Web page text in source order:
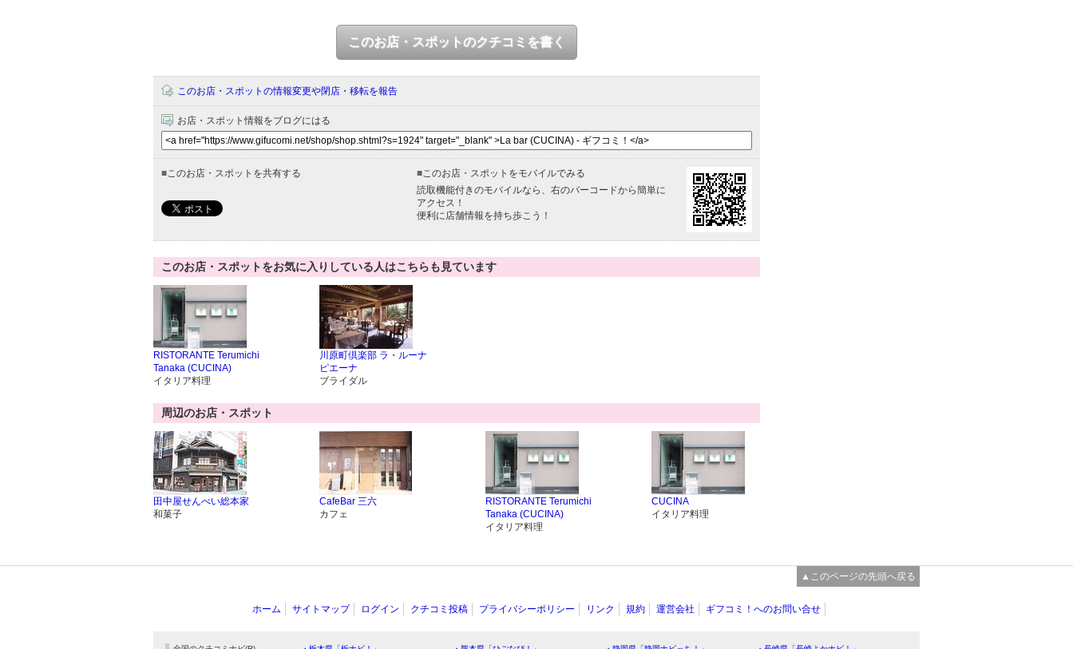
このお店・スポットのクチコミを書く
このお店・スポットの情報変更や閉店・移転を報告
お店・スポット情報をブログにはる
■このお店・スポットを共有する ■このお店・スポットをモバイルでみる
読取機能付きのモバイルなら、右のバーコードから簡単に
アクセス！
便利に店舗情報を持ち歩こう！
このお店・スポットをお気に入りしている人はこちらも見ています
RISTORANTE Terumichi
Tanaka (CUCINA)
イタリア料理
川原町倶楽部 ラ・ルーナ
ピエーナ
ブライダル
周辺のお店・スポット
田中屋せんべい総本家
和菓子
CafeBar 三六
カフェ
RISTORANTE Terumichi
Tanaka (CUCINA)
イタリア料理
CUCINA
イタリア料理
▲このページの先頭へ戻る
ホーム サイトマップ ログイン クチコミ投稿 プライバシーポリシー リンク 規約 運営会社 ギフコミ！へのお問い合せ